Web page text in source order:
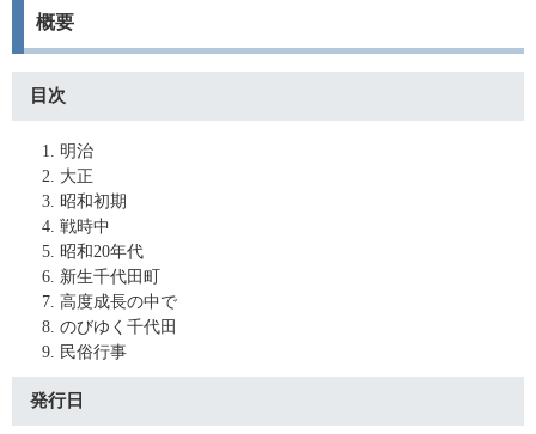
概要
目次
明治
大正
昭和初期
戦時中
昭和20年代
新生千代田町
高度成長の中で
のびゆく千代田
民俗行事
発行日